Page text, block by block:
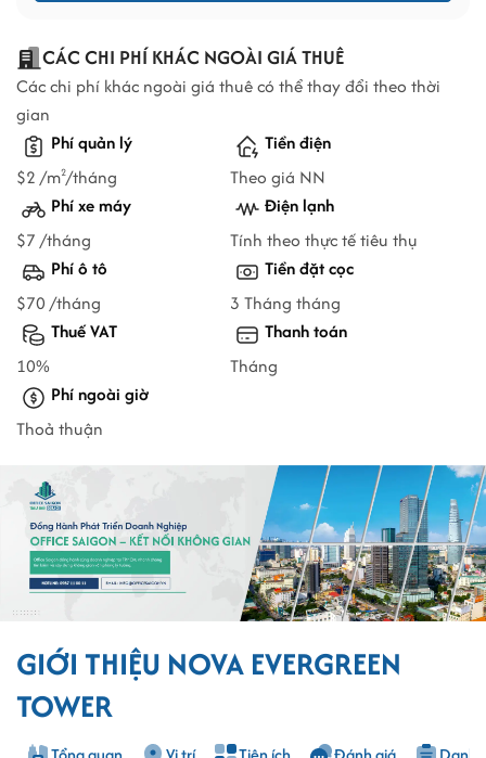
CÁC CHI PHÍ KHÁC NGOÀI GIÁ THUÊ
Các chi phí khác ngoài giá thuê có thể thay đổi theo thời
gian
Phí quản lý
$2 /m2/tháng
Tiền điện
Theo giá NN
Phí xe máy
$7 /tháng
Điện lạnh
Tính theo thực tế tiêu thụ
Phí ô tô
$70 /tháng
Tiền đặt cọc
3 Tháng tháng
Thuế VAT
10%
Thanh toán
Tháng
Phí ngoài giờ
Thoả thuận
GIỚI THIỆU NOVA EVERGREEN
TOWER